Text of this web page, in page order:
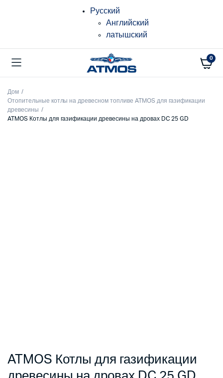
Русский
Английский
латышский
0
Дом
Отопительные котлы на древесном топливе ATMOS для газификации
древесины
ATMOS Котлы для газификации древесины на дровах DC 25 GD
ATMOS Котлы для газификации